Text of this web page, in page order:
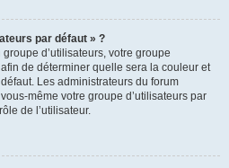
par défaut » ?
d’utilisateurs, votre groupe
de déterminer quelle sera la couleur et
Les administrateurs du forum
même votre groupe d’utilisateurs par
de l’utilisateur.